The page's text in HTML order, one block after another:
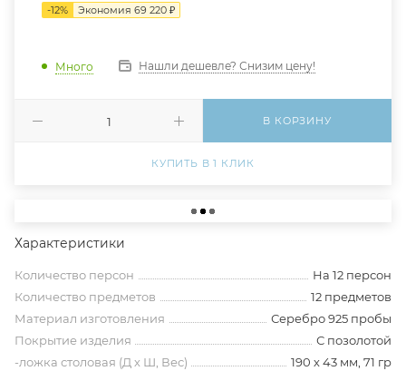
-12% Экономия 69 220 ₽
Много Нашли дешевле? Снизим цену!
В КОРЗИНУ
КУПИТЬ В 1 КЛИК
Характеристики
Количество персон
На 12 персон
Количество предметов
12 предметов
Материал изготовления
Серебро 925 пробы
Покрытие изделия
С позолотой
-ложка столовая (Д х Ш, Вес)
190 х 43 мм, 71 гр